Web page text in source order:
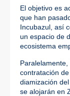
El objetivo es
que han
Incubazul, así
un espacio de
ecosistema
contratación
diamización
se alojarán en